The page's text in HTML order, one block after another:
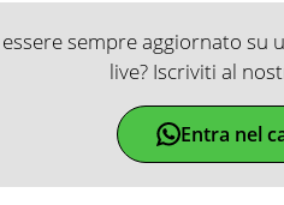
sempre aggiornato su
live? Iscriviti al
Entra nel